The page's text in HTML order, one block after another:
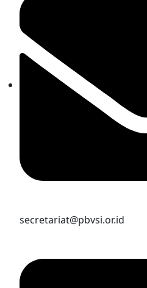
secretariat@pbvsi.or.id